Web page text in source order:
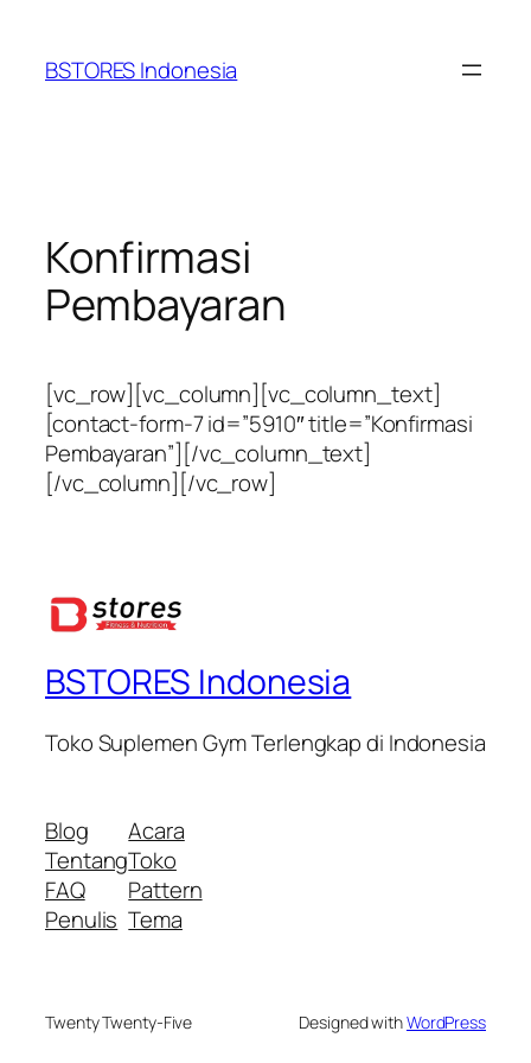
konten
BSTORES Indonesia
Konfirmasi
Pembayaran
[vc_row][vc_column][vc_column_text]
[contact-form-7 id=”5910″ title=”Konfirmasi
Pembayaran”][/vc_column_text]
[/vc_column][/vc_row]
BSTORES Indonesia
Toko Suplemen Gym Terlengkap di Indonesia
Blog
Tentang
FAQ
Penulis
Acara
Toko
Pattern
Tema
Twenty Twenty-Five Designed withWordPress